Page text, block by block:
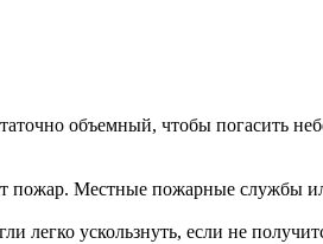
объемный, чтобы погасить
пожар. Местные пожарные службы
легко ускользнуть, если не